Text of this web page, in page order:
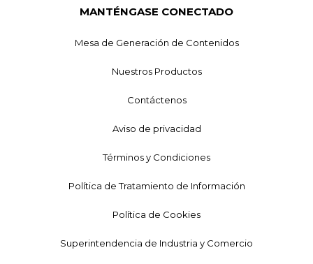
MANTÉNGASE CONECTADO
Mesa de Generación de Contenidos
Nuestros Productos
Contáctenos
Aviso de privacidad
Términos y Condiciones
Política de Tratamiento de Información
Política de Cookies
Superintendencia de Industria y Comercio